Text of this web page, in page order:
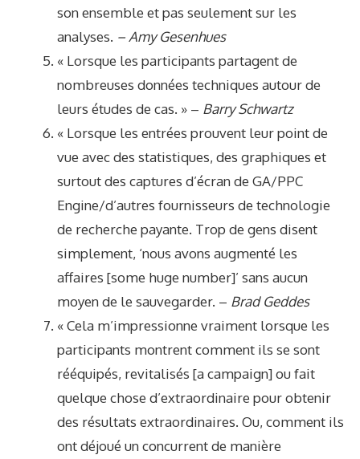
son ensemble et pas seulement sur les
analyses. – Amy Gesenhues
« Lorsque les participants partagent de
nombreuses données techniques autour de
leurs études de cas. » – Barry Schwartz
« Lorsque les entrées prouvent leur point de
vue avec des statistiques, des graphiques et
surtout des captures d’écran de GA/PPC
Engine/d’autres fournisseurs de technologie
de recherche payante. Trop de gens disent
simplement, ‘nous avons augmenté les
affaires [some huge number]’ sans aucun
moyen de le sauvegarder. – Brad Geddes
« Cela m’impressionne vraiment lorsque les
participants montrent comment ils se sont
rééquipés, revitalisés [a campaign] ou fait
quelque chose d’extraordinaire pour obtenir
des résultats extraordinaires. Ou, comment ils
ont déjoué un concurrent de manière